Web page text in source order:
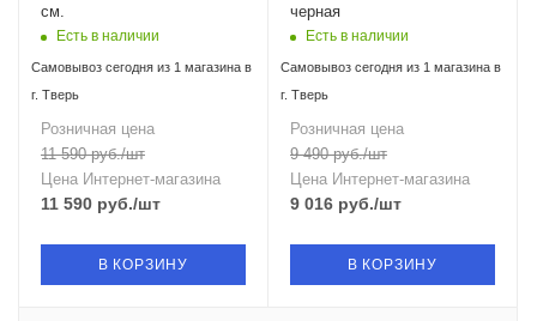
см.
Есть в наличии
Самовывоз сегодня из 1 магазина в
г. Тверь
Розничная цена
11 590руб./шт
Цена Интернет-магазина
11 590 руб./шт
В КОРЗИНУ
черная
Есть в наличии
Самовывоз сегодня из 1 магазина в
г. Тверь
Розничная цена
9 490руб./шт
Цена Интернет-магазина
9 016 руб./шт
В КОРЗИНУ